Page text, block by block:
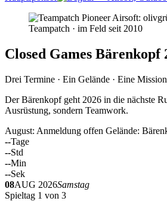
Teampatch · im Feld seit 2010
Closed Games Bärenkopf
Drei Termine · Ein Gelände · Eine Mission
Der Bärenkopf geht 2026 in die nächste
Ausrüstung, sondern Teamwork.
August: Anmeldung offen Gelände:
--Tage
--Std
--Min
--Sek
08AUG 2026Samstag
Spieltag 1 von 3